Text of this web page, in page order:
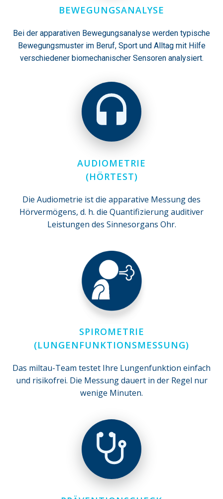
BEWEGUNGSANALYSE
Bei der apparativen Bewegungsanalyse werden typische
Bewegungsmuster im Beruf, Sport und Alltag mit Hilfe
verschiedener biomechanischer Sensoren analysiert.
AUDIOMETRIE
(HÖRTEST)
Die Audiometrie ist die apparative Messung des
Hörvermögens, d. h. die Quantifizierung auditiver
Leistungen des Sinnesorgans Ohr.
SPIROMETRIE
(LUNGENFUNKTIONSMESSUNG)
Das miltau-Team testet Ihre Lungenfunktion einfach
und risikofrei. Die Messung dauert in der Regel nur
wenige Minuten.